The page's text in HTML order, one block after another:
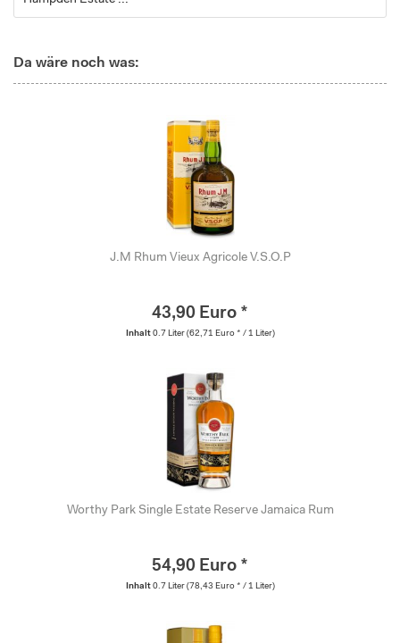
Da wäre noch was:
J.M Rhum Vieux Agricole V.S.O.P
43,90 Euro *
Inhalt 0.7 Liter (62,71 Euro * / 1 Liter)
Worthy Park Single Estate Reserve Jamaica Rum
54,90 Euro *
Inhalt 0.7 Liter (78,43 Euro * / 1 Liter)